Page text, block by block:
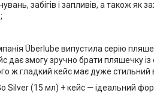
забігів і запливів, а також як
Überlube випустила серію
дає змогу зручно брати пляшечку
ж гладкий кейс має дуже стильний
Silver (15 мл) + кейс — ідеальний